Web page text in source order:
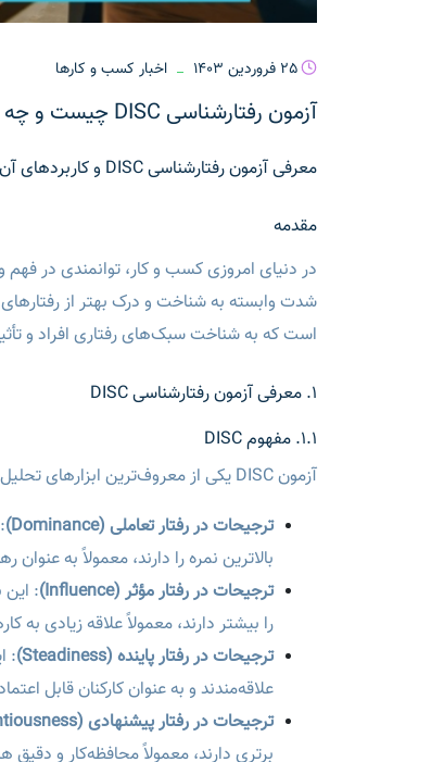
25 فروردین 1403 اخبار کسب و کارها
آزمون رفتارشناسی DISC چیست و چه کاربردهایی دارد؟ (هوش مصنوعی پاسخ می دهد!)
معرفی آزمون رفتارشناسی DISC و کاربردهای آن در توسعه فردی و سازمانی
مقدمه
در دنیای امروزی کسب و کار، توانمندی در
است که به شناخت سبک‌های رفتاری افراد و
1. معرفی آزمون رفتارشناسی DISC
1.1. مفهوم DISC
آزمون DISC یکی از معروف‌ترین ابزارهای تحلیل رفتاری در محیط کاری است که به چهار بخش اصلی تقسیم می‌شود:
ترجیحات در رفتار تعاملی (Dominance)
بالاترین نمره را دارند، معمولاً به
ترجیحات در رفتار مؤثر (Influence)
:
را بیشتر دارند، معمولاً علاقه زیادی به
ترجیحات در رفتار پاینده (Steadiness)
:
علاقه‌مندند و به عنوان کارکنان قابل
ترجیحات در رفتار پیشنهادی (Conscientiousness)
برتری دارند، معمولاً محافظه‌کار و